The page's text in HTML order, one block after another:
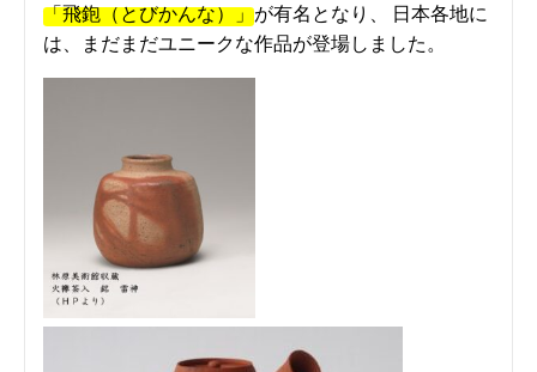
「飛鉋（とびかんな）」が有名となり、 日本各地に
は、まだまだユニークな作品が登場しました。